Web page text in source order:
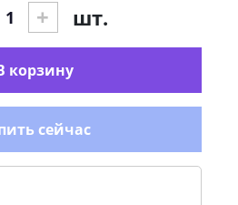
+ шт.
корзину
сейчас